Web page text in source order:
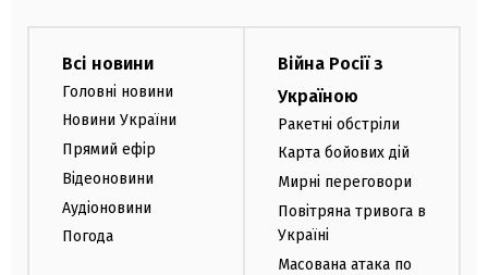
Всі новини
Головні новини
Новини України
Прямий ефір
Відеоновини
Аудіоновини
Погода
Війна Росії з
Україною
Ракетні обстріли
Карта бойових дій
Мирні переговори
Повітряна тривога в
Україні
Масована атака по